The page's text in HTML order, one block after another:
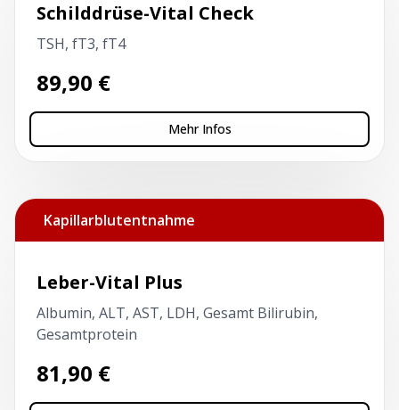
Schilddrüse-Vital Check
TSH, fT3, fT4
89,90 €
Mehr Infos
Kapillarblutentnahme
Leber-Vital Plus
Albumin, ALT, AST, LDH, Gesamt Bilirubin,
Gesamtprotein
81,90 €